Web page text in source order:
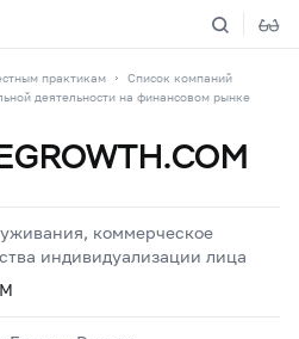
практикам
Список компаний
деятельности на финансовом рынке
коммерческое
индивидуализации лица